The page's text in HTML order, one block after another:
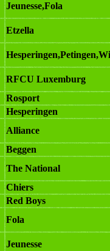
Jeunesse,Fola
Etzella
RFCU Luxemburg
Rosport
Hesperingen
Alliance
Beggen
The National
Chiers
Red Boys
Fola
Jeunesse